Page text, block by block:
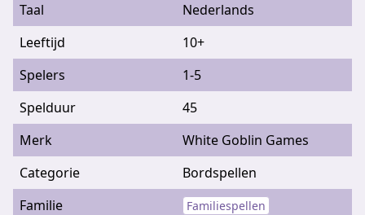
Taal
Nederlands
Leeftijd
10+
Spelers
1-5
Spelduur
45
Merk
White Goblin Games
Categorie
Bordspellen
Familie
Familiespellen